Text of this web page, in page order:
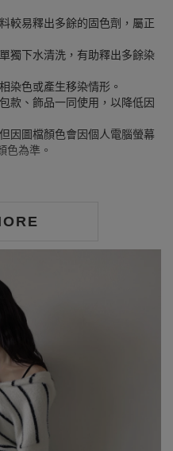
較易釋出多餘的固色劑，屬正
獨下水清洗，有助釋出多餘染
染色或產生移染情形。
款、飾品一同使用，以降低因
因圖檔顏色會因個人電腦螢幕
色為準。